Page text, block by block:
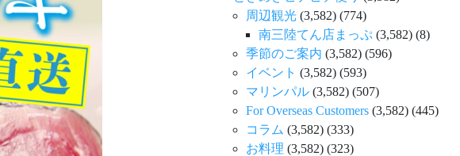
周辺観光 (3,582) (774)
南三陸てん店まっぷ (3,582) (8)
季節のご案内 (3,582) (596)
イベント (3,582) (593)
マリンパル (3,582) (507)
For Overseas Customers (3,582) (445)
コラム (3,582) (333)
お料理 (3,582) (323)